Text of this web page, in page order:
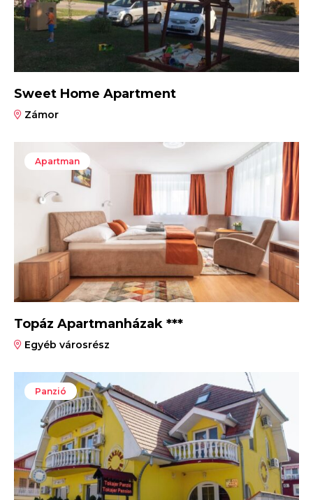
Sweet Home Apartment
Zámor
Apartman
Topáz Apartmanházak ***
Egyéb városrész
Panzió